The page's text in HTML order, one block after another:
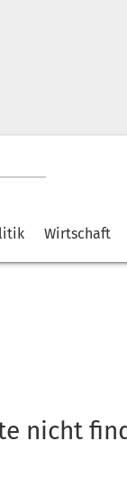
Wirtschaft
nicht